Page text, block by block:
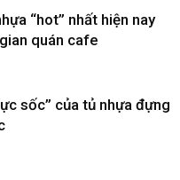
“hot” nhất hiện nay
quán cafe
sốc” của tủ nhựa đựng